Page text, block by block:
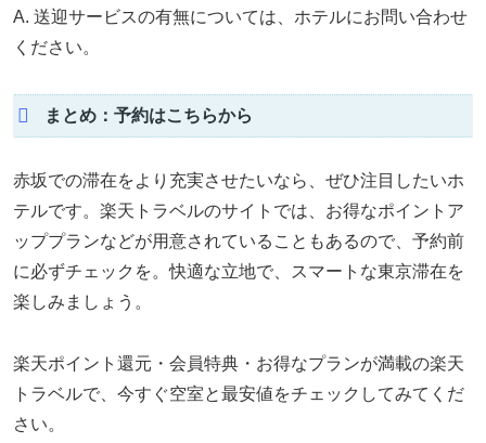
A. 送迎サービスの有無については、ホテルにお問い合わせ
ください。
まとめ：予約はこちらから
赤坂での滞在をより充実させたいなら、ぜひ注目したいホ
テルです。楽天トラベルのサイトでは、お得なポイントア
ッププランなどが用意されていることもあるので、予約前
に必ずチェックを。快適な立地で、スマートな東京滞在を
楽しみましょう。
楽天ポイント還元・会員特典・お得なプランが満載の楽天
トラベルで、今すぐ空室と最安値をチェックしてみてくだ
さい。